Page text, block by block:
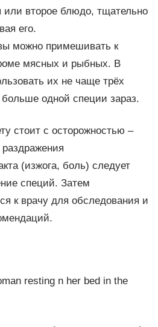
или второе блюдо, тщательно
его.
можно примешивать к
мясных и рыбных. В
их не чаще трёх
одной специи зараз.
стоит с осторожностью –
(изжога, боль) следует
специй. Затем
к врачу для обследования и
resting n her bed in the